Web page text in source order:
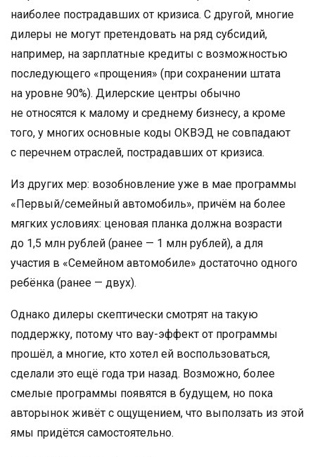
наиболее пострадавших от кризиса. С другой, многие
дилеры не могут претендовать на ряд субсидий,
например, на зарплатные кредиты с возможностью
последующего «прощения» (при сохранении штата
на уровне 90%). Дилерские центры обычно
не относятся к малому и среднему бизнесу, а кроме
того, у многих основные коды ОКВЭД не совпадают
с перечнем отраслей, пострадавших от кризиса.
Из других мер: возобновление уже в мае программы
«Первый/семейный автомобиль», причём на более
мягких условиях: ценовая планка должна возрасти
до 1,5 млн рублей (ранее — 1 млн рублей), а для
участия в «Семейном автомобиле» достаточно одного
ребёнка (ранее — двух).
Однако дилеры скептически смотрят на такую
поддержку, потому что вау-эффект от программы
прошёл, а многие, кто хотел ей воспользоваться,
сделали это ещё года три назад. Возможно, более
смелые программы появятся в будущем, но пока
авторынок живёт с ощущением, что выползать из этой
ямы придётся самостоятельно.